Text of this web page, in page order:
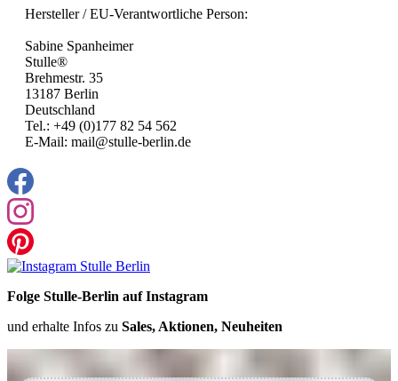
Hersteller / EU-Verantwortliche Person:
Sabine Spanheimer
Stulle®
Brehmestr. 35
13187 Berlin
Deutschland
Tel.: +49 (0)177 82 54 562
E-Mail: mail@stulle-berlin.de
Folge Stulle-Berlin auf Instagram
und erhalte Infos zu Sales, Aktionen, Neuheiten